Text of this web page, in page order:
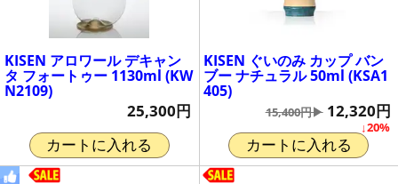
KISEN アロワール デキャン
タ フォートゥー 1130ml (KW
N2109)
25,300円
カートに入れる
KISEN ぐいのみ カップ バン
ブー ナチュラル 50ml (KSA1
405)
↓20%
15,400円▶ 12,320円
カートに入れる